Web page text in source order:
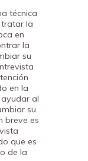
técnica
la
en
la
su
en la
al
su
breve es
que es
de la